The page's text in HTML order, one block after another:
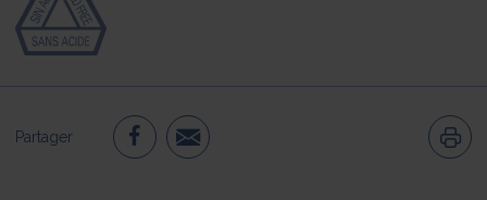
Partager